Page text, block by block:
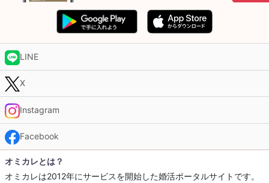
LINE
X
Instagram
Facebook
オミカレとは？
オミカレは2012年にサービスを開始した婚活ポータルサイトです。